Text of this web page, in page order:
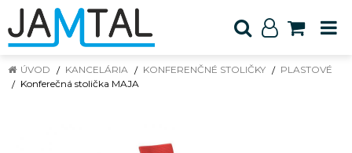
ÚVOD KANCELÁRIA KONFERENČNÉ STOLIČKY
PLASTOVÉ
Konferečná stolička MAJA